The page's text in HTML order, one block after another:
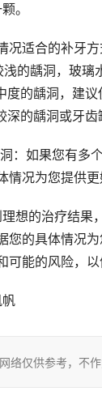
。
况适合的补牙
浅的龋洞，玻璃
度的龋洞，建
深的龋洞或牙
情况为您提供更
您的具体情况
可能的风险，以
帆
络仅供参考，不